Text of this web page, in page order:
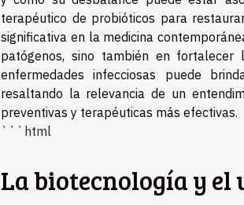
terapéutico de probióticos para
significativa en la medicina
patógenos, sino también en fortalecer
enfermedades infecciosas puede
resaltando la relevancia de un
preventivas y terapéuticas más efectivas.
```html
La biotecnología y el